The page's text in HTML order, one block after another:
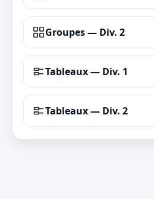
Groupes — Div. 2
Tableaux — Div. 1
Tableaux — Div. 2